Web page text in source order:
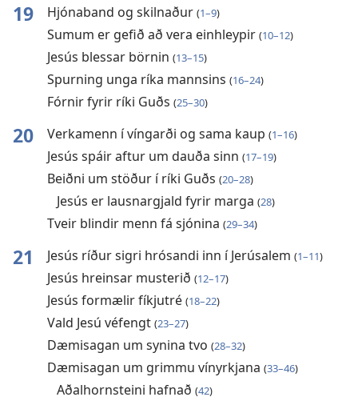
19 Hjónaband og skilnaður (1–9)
Sumum er gefið að vera einhleypir (10–12)
Jesús blessar börnin (13–15)
Spurning unga ríka mannsins (16–24)
Fórnir fyrir ríki Guðs (25–30)
20 Verkamenn í víngarði og sama kaup (1–16)
Jesús spáir aftur um dauða sinn (17–19)
Beiðni um stöður í ríki Guðs (20–28)
Jesús er lausnargjald fyrir marga (28)
Tveir blindir menn fá sjónina (29–34)
21 Jesús ríður sigri hrósandi inn í Jerúsalem (1–11)
Jesús hreinsar musterið (12–17)
Jesús formælir fíkjutré (18–22)
Vald Jesú véfengt (23–27)
Dæmisagan um synina tvo (28–32)
Dæmisagan um grimmu vínyrkjana (33–46)
Aðalhornsteini hafnað (42)